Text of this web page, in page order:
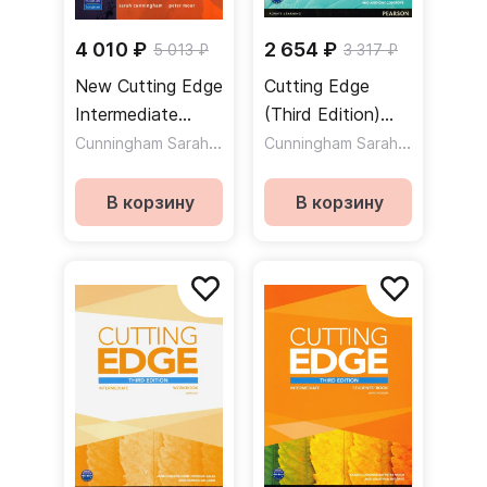
4 010 ₽ 5 013 ₽
New Cutting Edge
Intermediate
Students Book +Cunningham Sarah
,Moon Peter
В корзину
2 654 ₽ 3 317 ₽
Cutting Edge
(Third Edition)
Pre-intermediate
Рабочая тетрадь
+ ответы
Cunningham Sarah
,Moor
В корзину